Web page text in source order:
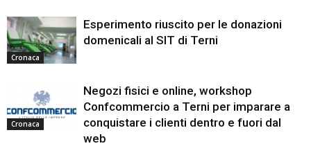
Cronaca
Esperimento riuscito per le donazioni
domenicali al SIT di Terni
Cronaca
Negozi fisici e online, workshop
Confcommercio a Terni per imparare a
conquistare i clienti dentro e fuori dal
web